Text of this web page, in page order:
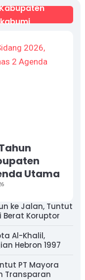
Kabupaten
Utama
ke Jalan, Tuntut
Berat Koruptor
Al-Khalil,
Hebron 1997
PT Mayora
Transparan